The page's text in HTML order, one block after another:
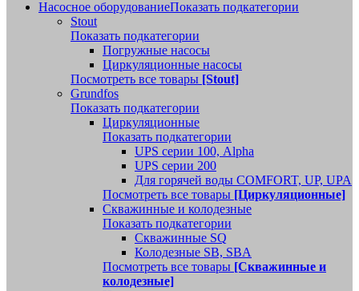
Насосное оборудованиеПоказать подкатегории
Stout
Показать подкатегории
Погружные насосы
Циркуляционные насосы
Посмотреть все товары [Stout]
Grundfos
Показать подкатегории
Циркуляционные
Показать подкатегории
UPS серии 100, Alpha
UPS серии 200
Для горячей воды COMFORT, UP, UPA
Посмотреть все товары [Циркуляционные]
Скважинные и колодезные
Показать подкатегории
Скважинные SQ
Колодезные SB, SBA
Посмотреть все товары [Скважинные и
колодезные]